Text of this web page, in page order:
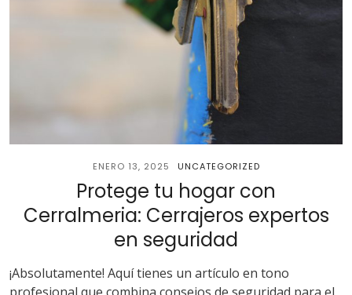
ENERO 13, 2025 UNCATEGORIZED
Protege tu hogar con
Cerralmeria: Cerrajeros expertos
en seguridad
¡Absolutamente! Aquí tienes un artículo en tono